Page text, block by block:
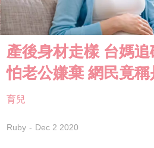
產後身材走樣 台媽
怕老公嫌棄 網民竟稱
育兒
Ruby Dec 2 2020